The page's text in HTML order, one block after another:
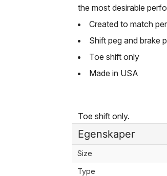
the most desirable
Created to match
Shift peg and brake
Toe shift only
Made in USA
Toe shift only.
Egenskaper
Size
Type